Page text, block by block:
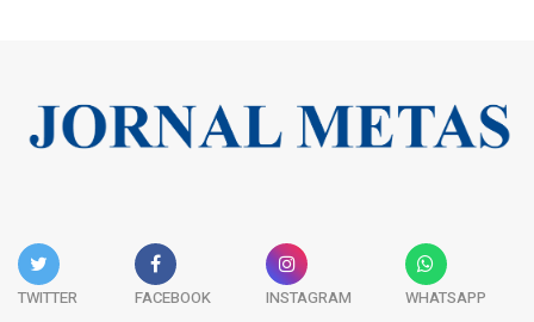
TWITTER FACEBOOK INSTAGRAM WHATSAPP